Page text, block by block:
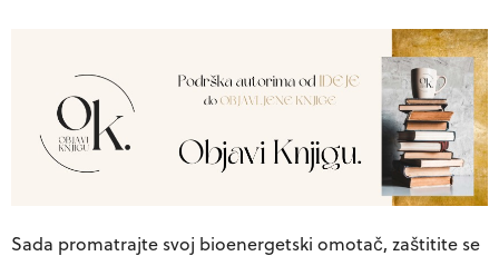
Sada promatrajte svoj bioenergetski omotač, zaštitite se